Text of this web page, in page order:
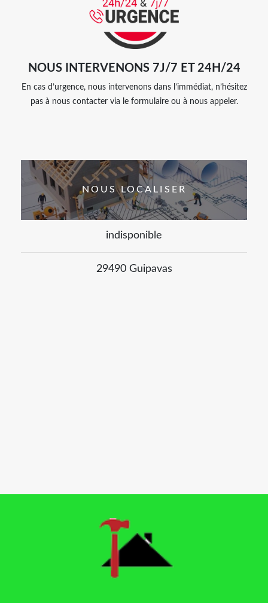
NOUS INTERVENONS 7J/7 ET 24H/24
En cas d’urgence, nous intervenons dans l’immédiat, n’hésitez
pas à nous contacter via le formulaire ou à nous appeler.
NOUS LOCALISER
indisponible
29490 Guipavas